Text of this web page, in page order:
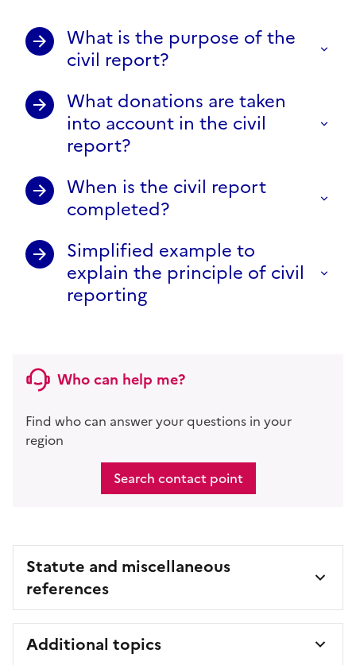
What is the purpose of the
civil report?
What donations are taken
into account in the civil
report?
When is the civil report
completed?
Simplified example to
explain the principle of civil
reporting
Who can help me?
Find who can answer your questions in your
region
Search contact point
Statute and miscellaneous
references
Additional topics